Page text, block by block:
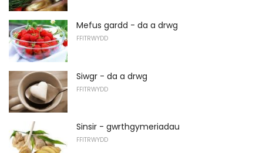
Mefus gardd - da a drwg
FFITRWYDD
Siwgr - da a drwg
FFITRWYDD
Sinsir - gwrthgymeriadau
FFITRWYDD